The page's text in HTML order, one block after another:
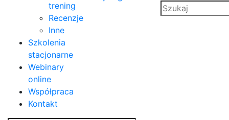
trening
Recenzje
Inne
Szkolenia
stacjonarne
Webinary
online
Współpraca
Kontakt